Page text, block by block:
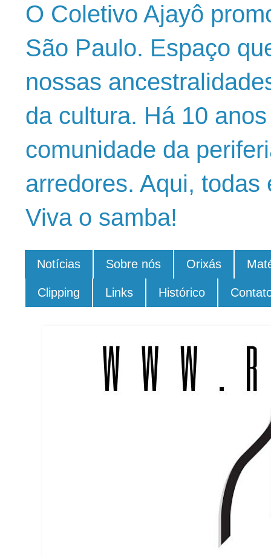
O Coletivo Ajayô
São Paulo. Espaço
nossas
da cultura. Há 10
comunidade da
arredores. Aqui,
Viva o samba!
Notícias Sobre nós Orixás
Clipping Links Histórico